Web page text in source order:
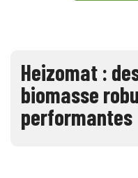
Heizomat :
biomasse
performantes